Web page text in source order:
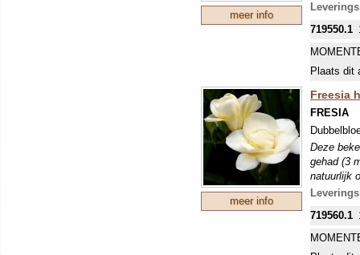
meer info
719550.1
Plaats dit
meer info
Freesia
FRESIA
Deze
gehad (3
natuurlijk
719560.1